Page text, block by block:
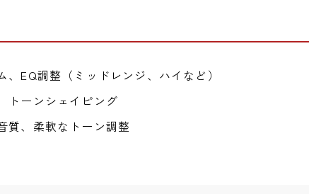
、EQ調整（ミッドレンジ、ハイなど）
トーンシェイピング
質、柔軟なトーン調整